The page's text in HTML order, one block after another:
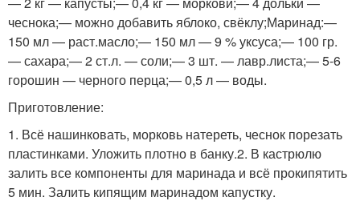
чеснока;— можно добавить яблоко, свёклу;Маринад:—
150 мл — раст.масло;— 150 мл — 9 % уксуса;— 100 гр.
— сахара;— 2 ст.л. — соли;— 3 шт. — лавр.листа;— 5-6
горошин — черного перца;— 0,5 л — воды.
Приготовление:
1. Всё нашинковать, морковь натереть, чеснок порезать
пластинками. Уложить плотно в банку.2. В кастрюлю
залить все компоненты для маринада и всё прокипятить
5 мин. Залить кипящим маринадом капустку.